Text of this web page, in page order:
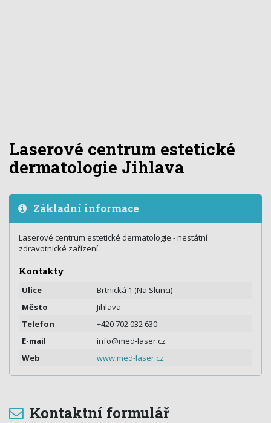
Laserové centrum estetické
dermatologie Jihlava
Základní informace
Laserové centrum estetické dermatologie - nestátní
zdravotnické zařízení.
Kontakty
Ulice
Brtnická 1 (Na Slunci)
Město
Jihlava
Telefon
+420 702 032 630
E-mail
info@med-laser.cz
Web
www.med-laser.cz
Kontaktní formulář